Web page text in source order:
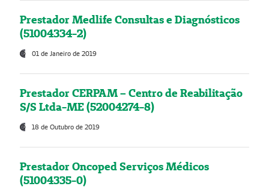
Prestador Medlife Consultas e Diagnósticos
(51004334-2)
01 de Janeiro de 2019
Prestador CERPAM – Centro de Reabilitação
S/S Ltda-ME (52004274-8)
18 de Outubro de 2019
Prestador Oncoped Serviços Médicos
(51004335-0)